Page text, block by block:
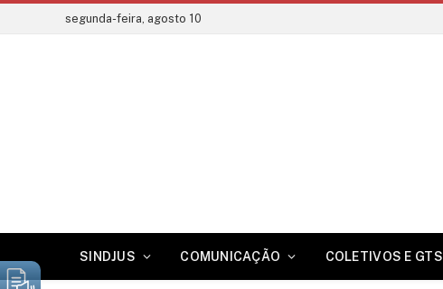
segunda-feira, agosto 10
SINDJUS COMUNICAÇÃO COLETIVOS E GTS